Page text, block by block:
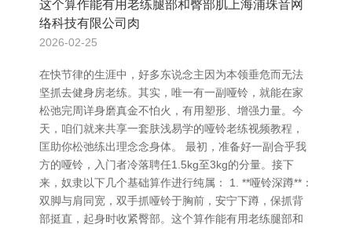
这个算作能有用老练腿部和臀部肌上海浦珠音网
络科技有限公司肉
2026-02-25
在快节律的生涯中，好多东说念主因为本领垂危而无法
坚抓去健身房老练。其实，唯一有一副哑铃，就能在家
松弛完周详身磨真金不怕火，有用塑形、增强力量。今
天，咱们就来共享一套肤浅易学的哑铃老练视频教程，
匡助你松弛练出理念念身体。 最初，准备好一副合乎我
方的哑铃，入门者冷落聘任1.5kg至3kg的分量。接下
来，奴隶以下几个基础算作进行纯属： 1. **哑铃深蹲**：
双脚与肩同宽，双手抓哑铃于胸前，安宁下蹲，保抓背
部挺直，起身时收紧臀部。这个算作能有用老练腿部和